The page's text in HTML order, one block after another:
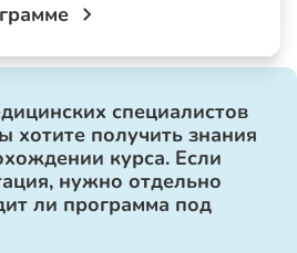
специалистов
хотите получить знания
курса. Если
нужно отдельно
ли программа под